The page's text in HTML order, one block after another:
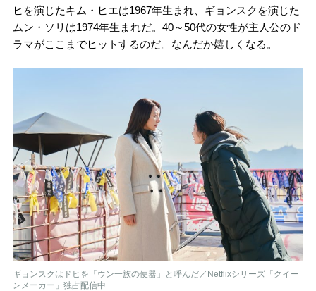
ヒを演じたキム・ヒエは1967年生まれ、ギョンスクを演じた
ムン・ソリは1974年生まれだ。40～50代の女性が主人公のド
ラマがここまでヒットするのだ。なんだか嬉しくなる。
ギョンスクはドヒを「ウン一族の便器」と呼んだ／Netflixシリーズ「クイー
ンメーカー」独占配信中